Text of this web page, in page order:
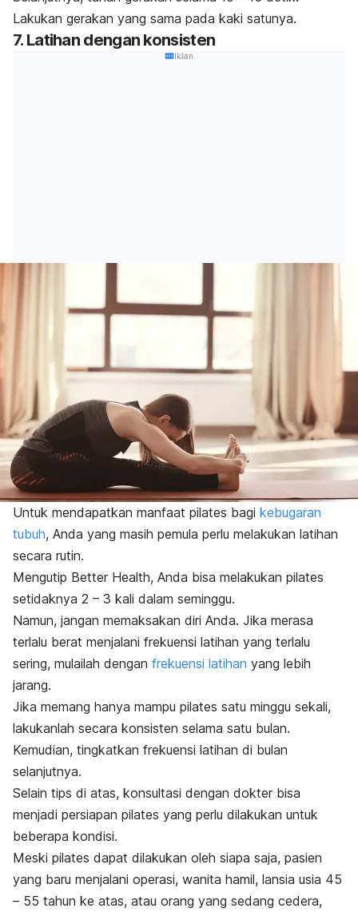
Lakukan gerakan yang sama pada kaki satunya.
7. Latihan dengan konsisten
Iklan
Untuk mendapatkan manfaat pilates bagi kebugaran
tubuh, Anda yang masih pemula perlu melakukan latihan
secara rutin.
Mengutip Better Health, Anda bisa melakukan pilates
setidaknya 2 – 3 kali dalam seminggu.
Namun, jangan memaksakan diri Anda. Jika merasa
terlalu berat menjalani frekuensi latihan yang terlalu
sering, mulailah dengan frekuensi latihan yang lebih
jarang.
Jika memang hanya mampu pilates satu minggu sekali,
lakukanlah secara konsisten selama satu bulan.
Kemudian, tingkatkan frekuensi latihan di bulan
selanjutnya.
Selain tips di atas, konsultasi dengan dokter bisa
menjadi persiapan pilates yang perlu dilakukan untuk
beberapa kondisi.
Meski pilates dapat dilakukan oleh siapa saja, pasien
yang baru menjalani operasi, wanita hamil, lansia usia 45
– 55 tahun ke atas, atau orang yang sedang cedera,